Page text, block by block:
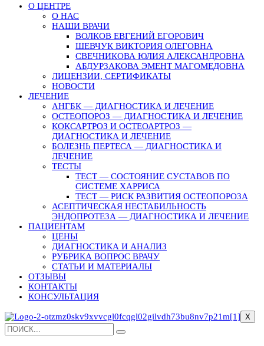
О ЦЕНТРЕ
О НАС
НАШИ ВРАЧИ
ВОЛКОВ ЕВГЕНИЙ ЕГОРОВИЧ
ШЕВЧУК ВИКТОРИЯ ОЛЕГОВНА
СВЕЧНИКОВА ЮЛИЯ АЛЕКСАНДРОВНА
АБДУРЗАКОВА ЭМЕНТ МАГОМЕДОВНА
ЛИЦЕНЗИИ, СЕРТИФИКАТЫ
НОВОСТИ
ЛЕЧЕНИЕ
АНГБК — ДИАГНОСТИКА И ЛЕЧЕНИЕ
ОСТЕОПОРОЗ — ДИАГНОСТИКА И ЛЕЧЕНИЕ
КОКСАРТРОЗ И ОСТЕОАРТРОЗ —
ДИАГНОСТИКА И ЛЕЧЕНИЕ
БОЛЕЗНЬ ПЕРТЕСА — ДИАГНОСТИКА И
ЛЕЧЕНИЕ
ТЕСТЫ
ТЕСТ — СОСТОЯНИЕ СУСТАВОВ ПО
СИСТЕМЕ ХАРРИСА
ТЕСТ — РИСК РАЗВИТИЯ ОСТЕОПОРОЗА
АСЕПТИЧЕСКАЯ НЕСТАБИЛЬНОСТЬ
ЭНДОПРОТЕЗА — ДИАГНОСТИКА И ЛЕЧЕНИЕ
ПАЦИЕНТАМ
ЦЕНЫ
ДИАГНОСТИКА И АНАЛИЗ
РУБРИКА ВОПРОС ВРАЧУ
СТАТЬИ И МАТЕРИАЛЫ
ОТЗЫВЫ
КОНТАКТЫ
КОНСУЛЬТАЦИЯ
X